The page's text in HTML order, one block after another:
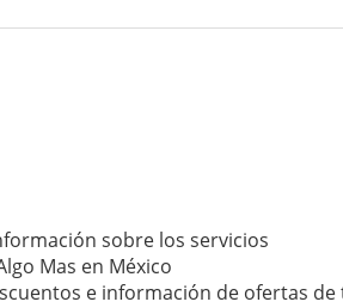
sobre los servicios
Mas en México
e información de ofertas de